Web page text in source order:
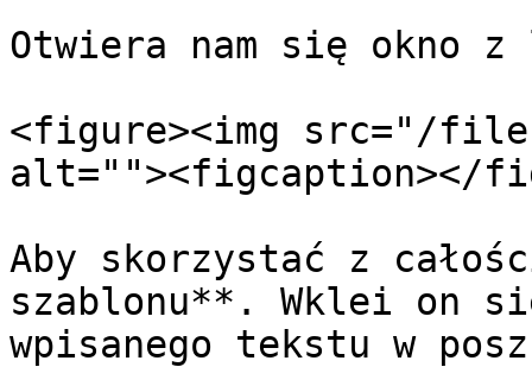
Otwiera nam się okno
<figure><img src="/files/
alt=""><figcaption></
Aby skorzystać z
szablonu**. Wklei on
wpisanego tekstu w